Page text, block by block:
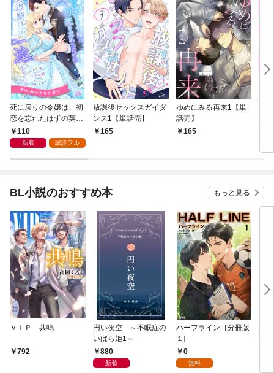
死に戻りの令嬢は、初
恋を忘れたはずの英雄
騎士から一途に愛され
る【１】
110
新着 試読フル
放課後セックスガイダ
ンス1【単話売】
165
ゆめにみる再来1【単
話売】
165
BL小説のおすすめ本 もっと見る
ＶＩＰ 共鳴
792
円い夜空 ～不眠症の
いばら姫1～
880
新着
ハーフライン［分冊版
１]
0
無料
死
は